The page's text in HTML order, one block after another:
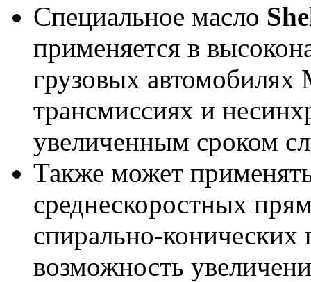
Специальное масло
применяется в
грузовых автомобилях
трансмиссиях и
увеличенным сроком
Также может
среднескоростных
спирально-
возможность